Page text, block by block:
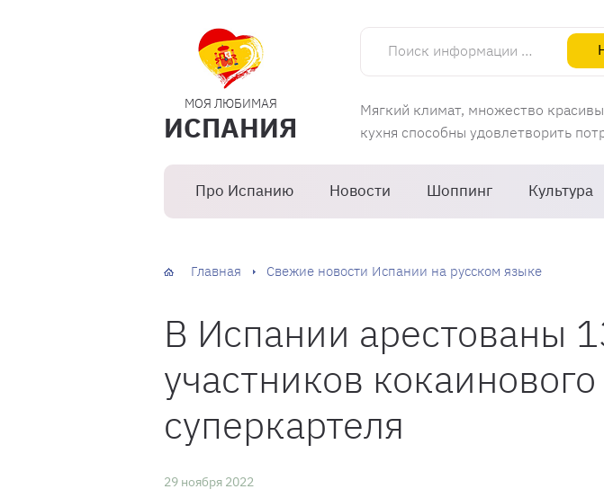
МОЯ ЛЮБИМАЯ
ИСПАНИЯ
Поиск информации об Испании
Мягкий климат, множество
кухня способны удовлетворить
Про Испанию Новости Шоппинг Культура
Главная Свежие новости Испании на русском языке
В Испании арестованы
участников кокаинового
суперкартеля
29 ноября 2022